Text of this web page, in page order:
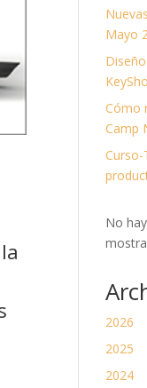
|
Mayo
Cómo
Camp
No
2026
2025
2024